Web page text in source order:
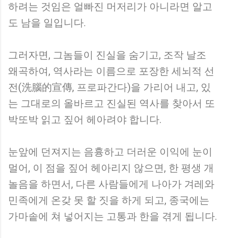
하려는 것임은 얼빠진 머저리가 아니라면 알고
도 남을 일입니다.
그러자면, 그놈들이 진실을 숨기고, 조작 날조
왜곡하여, 역사라는 이름으로 포장한 세뇌적 선
전(洗腦的宣傳, 프로파간다)을 가리어 내고, 있
는 그대로의 올바르고 진실된 역사를 찾아서 또
박또박 읽고 짚어 헤아려야 합니다.
눈앞에 던져지는 음흉하고 더러운 이익에 눈이
멀어, 이 점을 짚어 헤아리지 않으면, 한 평생 개
놀음을 하면서, 다른 사람들에게 나아가 겨레와
민족에게 온갖 못 할 짓을 하게 되고, 종국에는
가마솥에 쳐 넣어지는 고통과 한을 겪게 됩니다.